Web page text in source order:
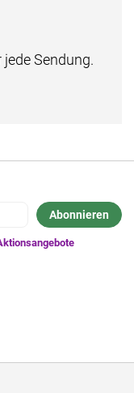
Sendung.
Abonnieren